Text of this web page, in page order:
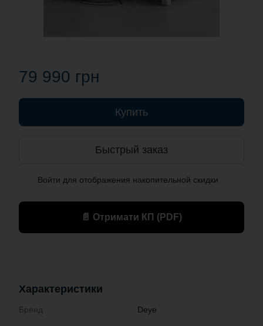
79 990 грн
Купить
Быстрый заказ
Войти для отображения накопительной скидки
📄 Отримати КП (PDF)
Характеристики
Бренд Deye